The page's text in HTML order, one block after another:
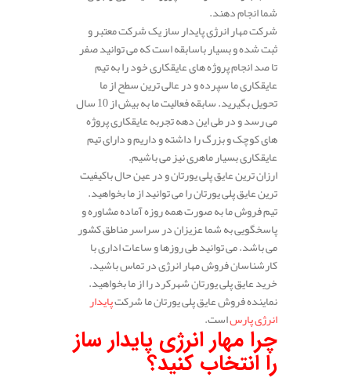
شما انجام دهند.
شرکت مهار انرژی پایدار ساز یک شرکت معتبر و
ثبت شده و بسیار باسابقه است که می توانید صفر
تا صد انجام پروژه های عایقکاری خود را به تیم
عایقکاری ما سپرده و در عالی ترین سطح از ما
تحویل بگیرید. سابقه فعالیت ما به بیش از 10 سال
می رسد و در طی این دهه تجربه عایقکاری پروژه
های کوچک و بزرگ را داشته و داریم و دارای تیم
عایقکاری بسیار ماهری نیز می باشیم.
ارزان ترین عایق پلی یورتان و در عین حال باکیفیت
ترین عایق پلی یورتان را می توانید از ما بخواهید.
تیم فروش ما به صورت همه روزه آماده مشاوره و
پاسخگویی به شما عزیزان در سراسر مناطق کشور
می باشد. می توانید طی روزها و ساعات اداری با
کارشناسان فروش مهار انرژی در تماس باشید.
خرید عایق پلی یورتان شهرکرد را از ما بخواهید.
نماینده فروش عایق پلی یورتان ما شرکتپایدار
انرژی پارساست.
چرا مهار انرژی پایدار ساز
را انتخاب کنید؟